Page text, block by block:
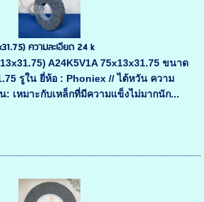
ความละเอียด 24 k
A24K5V1A 75x13x31.75 ขนาด
รูใน ยี่ห้อ : Phoniex // ไต้หวัน ความ
: เหมาะกับเหล็กที่มีความแข็งไม่มากนัก...